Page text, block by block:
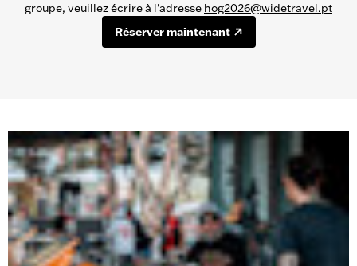
groupe, veuillez écrire à l'adresse hog2026@widetravel.pt
Réserver maintenant